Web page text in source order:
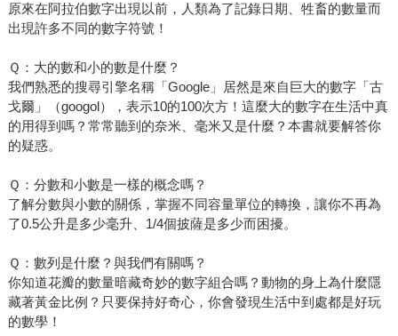
原來在阿拉伯數字出現以前，人類為了記錄日期、牲畜的數量而
出現許多不同的數字符號！
Ｑ：大的數和小的數是什麼？
我們熟悉的搜尋引擎名稱「Google」居然是來自巨大的數字「古
戈爾」（googol），表示10的100次方！這麼大的數字在生活中真
的用得到嗎？常常聽到的奈米、毫米又是什麼？本書就要解答你
的疑惑。
Ｑ：分數和小數是一樣的概念嗎？
了解分數與小數的關係，掌握不同容量單位的轉換，讓你不再為
了0.5公升是多少毫升、1/4個披薩是多少而困擾。
Ｑ：數列是什麼？與我們有關嗎？
你知道花瓣的數量暗藏奇妙的數字組合嗎？動物的身上為什麼隱
藏著黃金比例？只要保持好奇心，你會發現生活中到處都是好玩
的數學！